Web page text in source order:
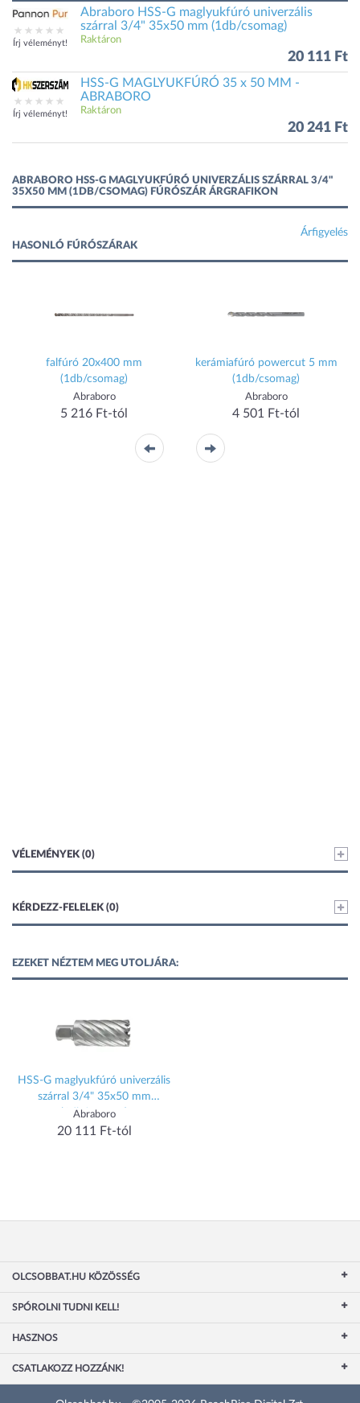
Írj véleményt!
Abraboro HSS-G maglyukfúró univerzális
szárral 3/4" 35x50 mm (1db/csomag)
Raktáron
20 111 Ft
Írj véleményt!
HSS-G MAGLYUKFÚRÓ 35 x 50 MM -
ABRABORO
Raktáron
20 241 Ft
ABRABORO HSS-G MAGLYUKFÚRÓ UNIVERZÁLIS SZÁRRAL 3/4"
35X50 MM (1DB/CSOMAG) FÚRÓSZÁR ÁRGRAFIKON
Árfigyelés
HASONLÓ FÚRÓSZÁRAK
falfúró 20x400 mm
(1db/csomag)
Abraboro
5 216 Ft-tól
kerámiafúró powercut 5 mm
(1db/csomag)
Abraboro
4 501 Ft-tól
VÉLEMÉNYEK (0)
KÉRDEZZ-FELELEK (0)
EZEKET NÉZTEM MEG UTOLJÁRA:
HSS-G maglyukfúró univerzális
szárral 3/4" 35x50 mm
(1db/csomag)
Abraboro
20 111 Ft-tól
OLCSOBBAT.HU KÖZÖSSÉG
SPÓROLNI TUDNI KELL!
HASZNOS
CSATLAKOZZ HOZZÁNK!